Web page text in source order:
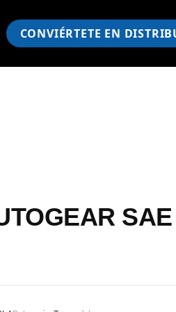
CONVIÉRTETE EN